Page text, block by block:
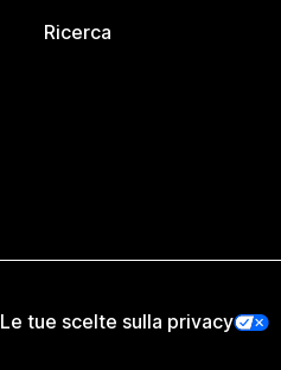
Ricerca
Le tue scelte sulla privacy